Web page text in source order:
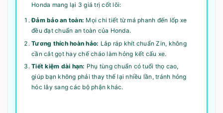
Honda mang lại 3 giá trị cốt lõi:
Đảm bảo an toàn: Mọi chi tiết từ má phanh đến lốp xe
đều đạt chuẩn an toàn của Honda.
Tương thích hoàn hảo: Lắp ráp khít chuẩn Zin, không
cần cắt gọt hay chế cháo làm hỏng kết cấu xe.
Tiết kiệm dài hạn: Phụ tùng chuẩn có tuổi thọ cao,
giúp bạn không phải thay thế lại nhiều lần, tránh hỏng
hóc lây sang các bộ phận khác.